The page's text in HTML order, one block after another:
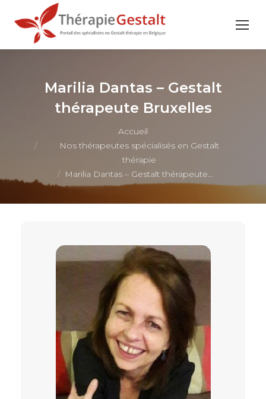
Marilia Dantas – Gestalt
thérapeute Bruxelles
Accueil
Nos thérapeutes spécialisés en Gestalt
thérapie
Marilia Dantas – Gestalt thérapeute…